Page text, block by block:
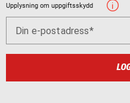
Upplysning om uppgiftsskydd
Din e-postadress